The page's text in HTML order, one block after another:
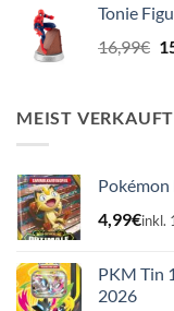
Tonie
16,99€
MEIST
4,99€inkl.
PKM Tin
2026